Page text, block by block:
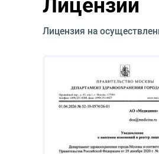
Лицензия на